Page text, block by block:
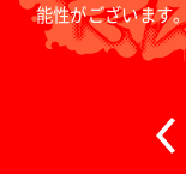
能性がございます